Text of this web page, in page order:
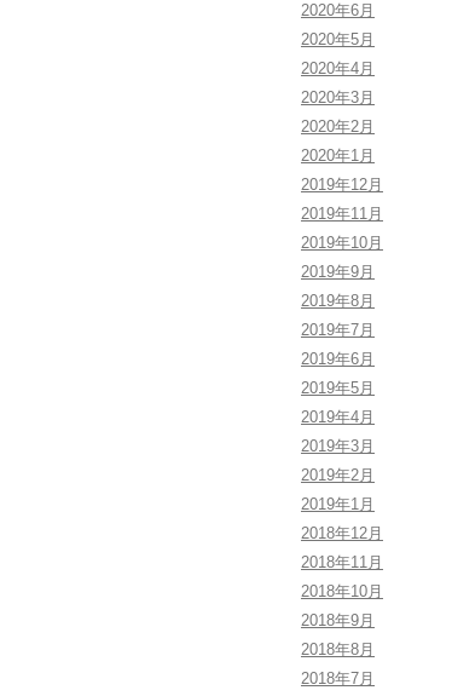
2020年6月
2020年5月
2020年4月
2020年3月
2020年2月
2020年1月
2019年12月
2019年11月
2019年10月
2019年9月
2019年8月
2019年7月
2019年6月
2019年5月
2019年4月
2019年3月
2019年2月
2019年1月
2018年12月
2018年11月
2018年10月
2018年9月
2018年8月
2018年7月